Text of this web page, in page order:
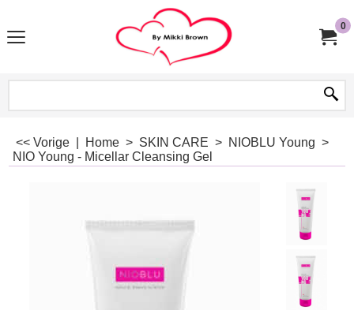
0
<< Vorige Home > SKIN CARE > NIOBLU Young >
NIO Young - Micellar Cleansing Gel